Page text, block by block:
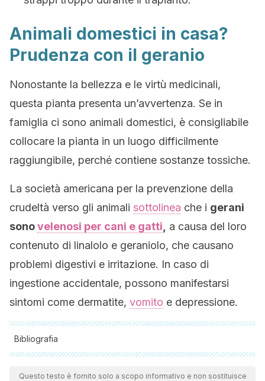
Animali domestici in casa?
Prudenza con il geranio
Nonostante la bellezza e le virtù medicinali,
questa pianta presenta un’avvertenza. Se in
famiglia ci sono animali domestici, è consigliabile
collocare la pianta in un luogo difficilmente
raggiungibile, perché contiene sostanze tossiche.
La società americana per la prevenzione della
crudeltà verso gli animali sottolinea che i gerani
sonovelenosi per cani e gatti
a causa del loro
contenuto di linalolo e geraniolo, che causano
problemi digestivi e irritazione. In caso di
ingestione accidentale, possono manifestarsi
sintomi come dermatite, vomito e depressione.
Bibliografia
Tutte le fonti citate sono state esaminate a fondo dal nostro
team per garantirne la qualità, l'affidabilità, l'attualità e la
Questo testo è fornito solo a scopo informativo e non sostituisce